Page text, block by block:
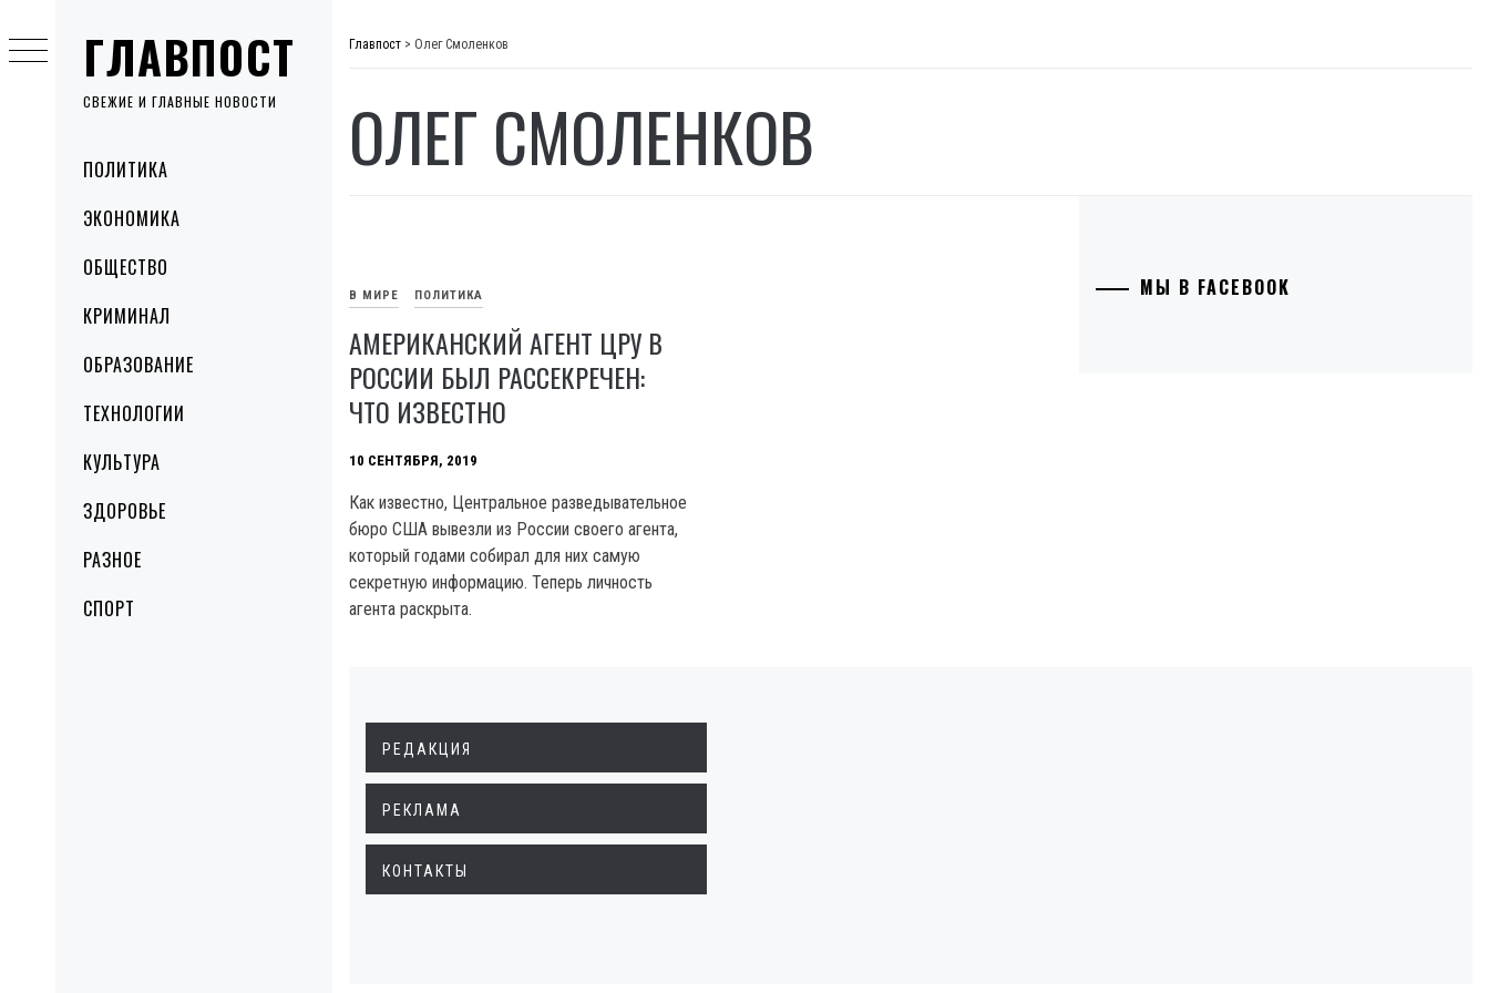
ГЛАВПОСТ
СВЕЖИЕ И ГЛАВНЫЕ НОВОСТИ
MenuПОЛИТИКА
ЭКОНОМИКА
ОБЩЕСТВО
КРИМИНАЛ
ОБРАЗОВАНИЕ
ТЕХНОЛОГИИ
КУЛЬТУРА
ЗДОРОВЬЕ
РАЗНОЕ
СПОРТ
to
content
Главпост > Олег Смоленков
ОЛЕГ СМОЛЕНКОВ
В МИРЕ ПОЛИТИКА
АМЕРИКАНСКИЙ АГЕНТ ЦРУ В
РОССИИ БЫЛ РАССЕКРЕЧЕН:
ЧТО ИЗВЕСТНО
10 СЕНТЯБРЯ, 2019
Как известно, Центральное разведывательное
бюро США вывезли из России своего агента,
который годами собирал для них самую
секретную информацию. Теперь личность
агента раскрыта.
МЫ В FACEBOOK
РЕДАКЦИЯ
РЕКЛАМА
КОНТАКТЫ